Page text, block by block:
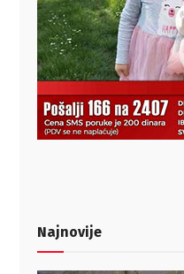
Najnovije